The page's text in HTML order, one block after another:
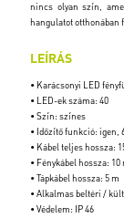
nincs olyan szín,
hangulatot otthonában
LEÍRÁS
• Karácsonyi LED
• LED-ek száma: 40
• Szín: színes
• Időzítő funkció: igen,
• Kábel teljes hossza:
• Fénykábel hossza: 10
• Tápkábel hossza: 5 m
• Alkalmas beltéri /
• Védelem: IP 46